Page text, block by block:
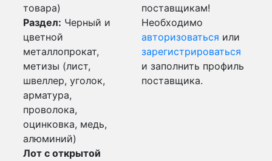
товара)
Раздел: Черный и
цветной
металлопрокат,
метизы (лист,
швеллер, уголок,
арматура,
проволока,
оцинковка, медь,
алюминий)
Лот с открытой
поставщикам!
Необходимо
авторизоваться или
зарегистрироваться
и заполнить профиль
поставщика.